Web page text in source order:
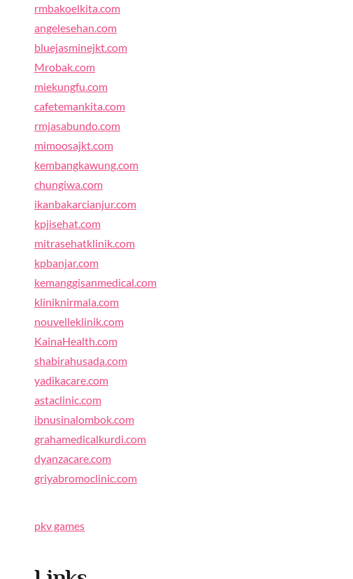
rmbakoelkita.com
angelesehan.com
bluejasminejkt.com
Mrobak.com
miekungfu.com
cafetemankita.com
rmjasabundo.com
mimoosajkt.com
kembangkawung.com
chungiwa.com
ikanbakarcianjur.com
kpjisehat.com
mitrasehatklinik.com
kpbanjar.com
kemanggisanmedical.com
kliniknirmala.com
nouvelleklinik.com
KainaHealth.com
shabirahusada.com
yadikacare.com
astaclinic.com
ibnusinalombok.com
grahamedicalkurdi.com
dyanzacare.com
griyabromoclinic.com
pkv games